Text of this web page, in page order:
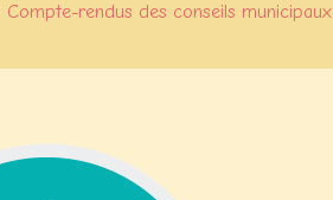
Compte-rendus des conseils municipaux